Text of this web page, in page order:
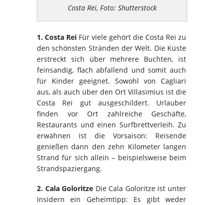
Costa Rei, Foto: Shutterstock
1. Costa Rei Für viele gehört die Costa Rei zu
den schönsten Stränden der Welt. Die Küste
erstreckt sich über mehrere Buchten, ist
feinsandig, flach abfallend und somit auch
für Kinder geeignet. Sowohl von Cagliari
aus, als auch über den Ort Villasimius ist die
Costa Rei gut ausgeschildert. Urlauber
finden vor Ort zahlreiche Geschäfte,
Restaurants und einen Surfbrettverleih. Zu
erwähnen ist die Vorsaison: Reisende
genießen dann den zehn Kilometer langen
Strand für sich allein – beispielsweise beim
Strandspaziergang.
2. Cala Goloritze DieCala Goloritzeist unter
Insidern ein Geheimtipp: Es gibt weder